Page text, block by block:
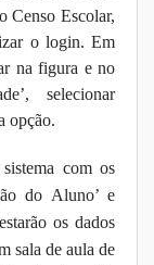
Censo Escolar,
o login. Em
na figura e no
selecionar
opção.
com os
do Aluno’ e
os dados
sala de aula de